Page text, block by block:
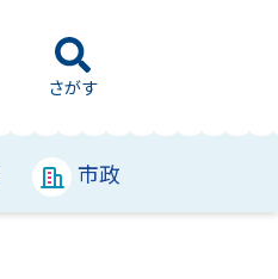
さがす
市政